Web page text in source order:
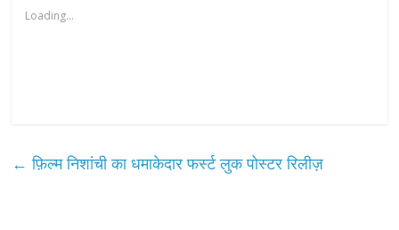
Loading...
← फ़िल्म निशांची का धमाकेदार फर्स्ट लुक पोस्टर रिलीज़